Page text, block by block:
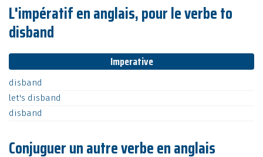
L'impératif en anglais, pour le verbe to
disband
Imperative
disband
let's disband
disband
Conjuguer un autre verbe en anglais